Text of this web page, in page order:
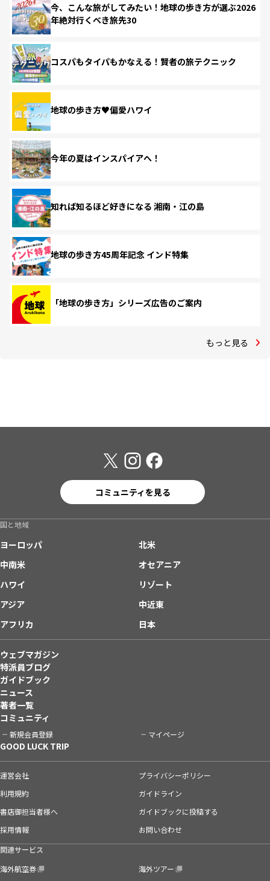
今、こんな旅がしてみたい！地球の歩き方が選ぶ2026
年絶対行くべき旅先30
コスパもタイパもかなえる！賢者の旅テクニック
地球の歩き方♥偏愛ハワイ
今年の夏はインスパイアへ！
知れば知るほど好きになる 湘南・江の島
地球の歩き方45周年記念 インド特集
「地球の歩き方」シリーズ広告のご案内
もっと見る
コミュニティを見る
国と地域
ヨーロッパ
北米
中南米
オセアニア
ハワイ
リゾート
アジア
中近東
アフリカ
日本
ウェブマガジン
特派員ブログ
ガイドブック
ニュース
著者一覧
コミュニティ
新規会員登録 マイページ
GOOD LUCK TRIP
運営会社
プライバシーポリシー
利用規約
ガイドライン
書店御担当者様へ
ガイドブックに投稿する
採用情報
お問い合わせ
関連サービス
海外航空券
海外ツアー